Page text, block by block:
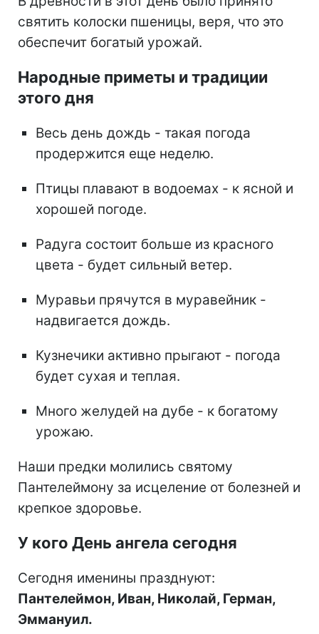
святить колоски пшеницы, веря, что это
обеспечит богатый урожай.
Народные приметы и традиции
этого дня
Весь день дождь - такая погода
продержится еще неделю.
Птицы плавают в водоемах - к ясной и
хорошей погоде.
Радуга состоит больше из красного
цвета - будет сильный ветер.
Муравьи прячутся в муравейник -
надвигается дождь.
Кузнечики активно прыгают - погода
будет сухая и теплая.
Много желудей на дубе - к богатому
урожаю.
Наши предки молились святому
Пантелеймону за исцеление от болезней и
крепкое здоровье.
У кого День ангела сегодня
Сегодня именины празднуют:
Пантелеймон, Иван, Николай, Герман,
Эммануил.